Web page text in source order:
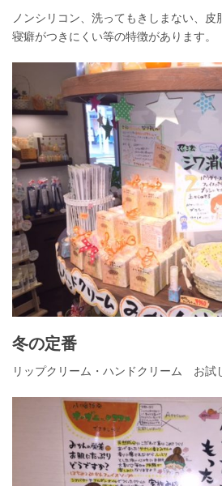
ノンシリコン、洗ってもきしまない、皮
寝癖がつきにくい等の特徴があります。
冬の定番
リップクリーム・ハンドクリーム お試